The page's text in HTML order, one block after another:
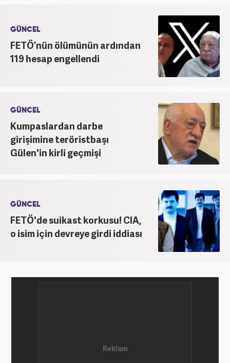
GÜNCEL
FETÖ’nün ölümünün ardından
119 hesap engellendi
GÜNCEL
Kumpaslardan darbe
girişimine teröristbaşı
Gülen'in kirli geçmişi
GÜNCEL
FETÖ'de suikast korkusu! CIA,
o isim için devreye girdi iddiası